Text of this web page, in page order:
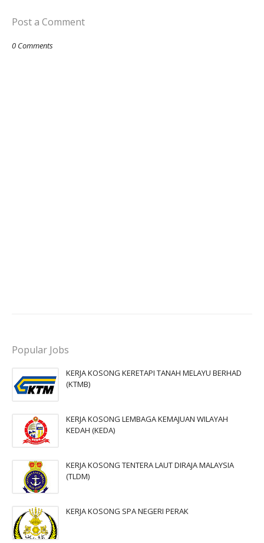
Post a Comment
0 Comments
Popular Jobs
KERJA KOSONG KERETAPI TANAH MELAYU BERHAD
(KTMB)
KERJA KOSONG LEMBAGA KEMAJUAN WILAYAH
KEDAH (KEDA)
KERJA KOSONG TENTERA LAUT DIRAJA MALAYSIA
(TLDM)
KERJA KOSONG SPA NEGERI PERAK